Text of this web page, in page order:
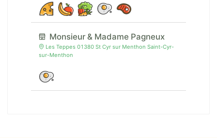
Monsieur & Madame Pagneux
Les Teppes 01380 St Cyr sur Menthon Saint-Cyr-
sur-Menthon